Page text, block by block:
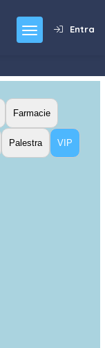
Entra
Farmacie
Palestra VIP